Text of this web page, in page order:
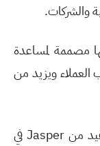
والشركات.
مصممة لمساعدة
ويزيد من
منJasper في